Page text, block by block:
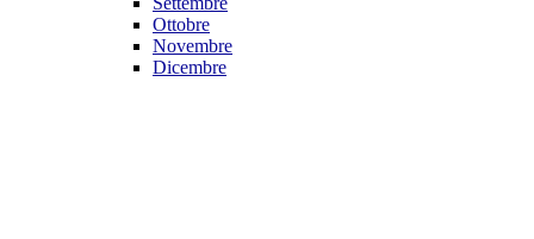
Ottobre
Novembre
Dicembre